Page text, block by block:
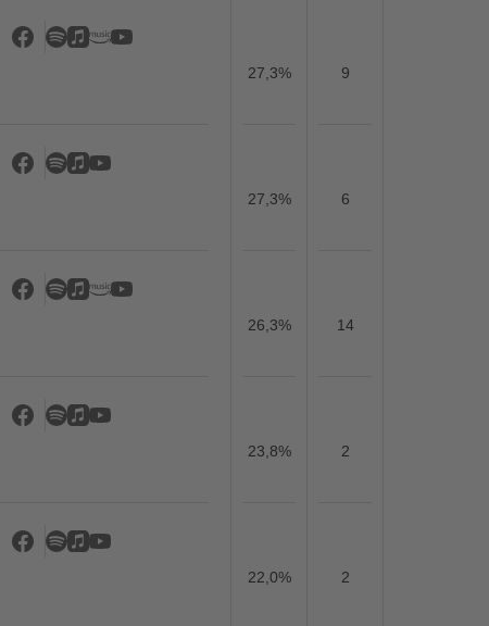
27,3% 9
27,3% 6
26,3% 14
23,8% 2
22,0% 2